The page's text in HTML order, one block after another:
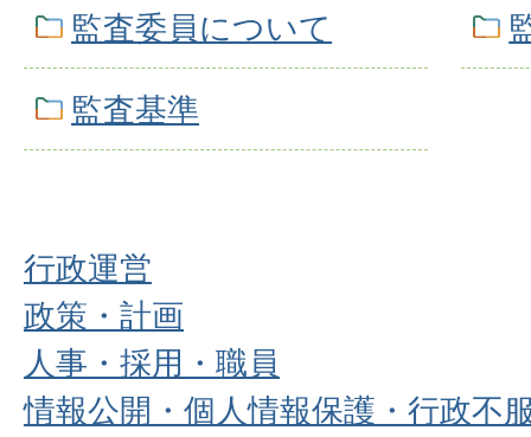
監査委員について
監査基準
行政運営
政策・計画
人事・採用・職員
情報公開・個人情報保護・行政不